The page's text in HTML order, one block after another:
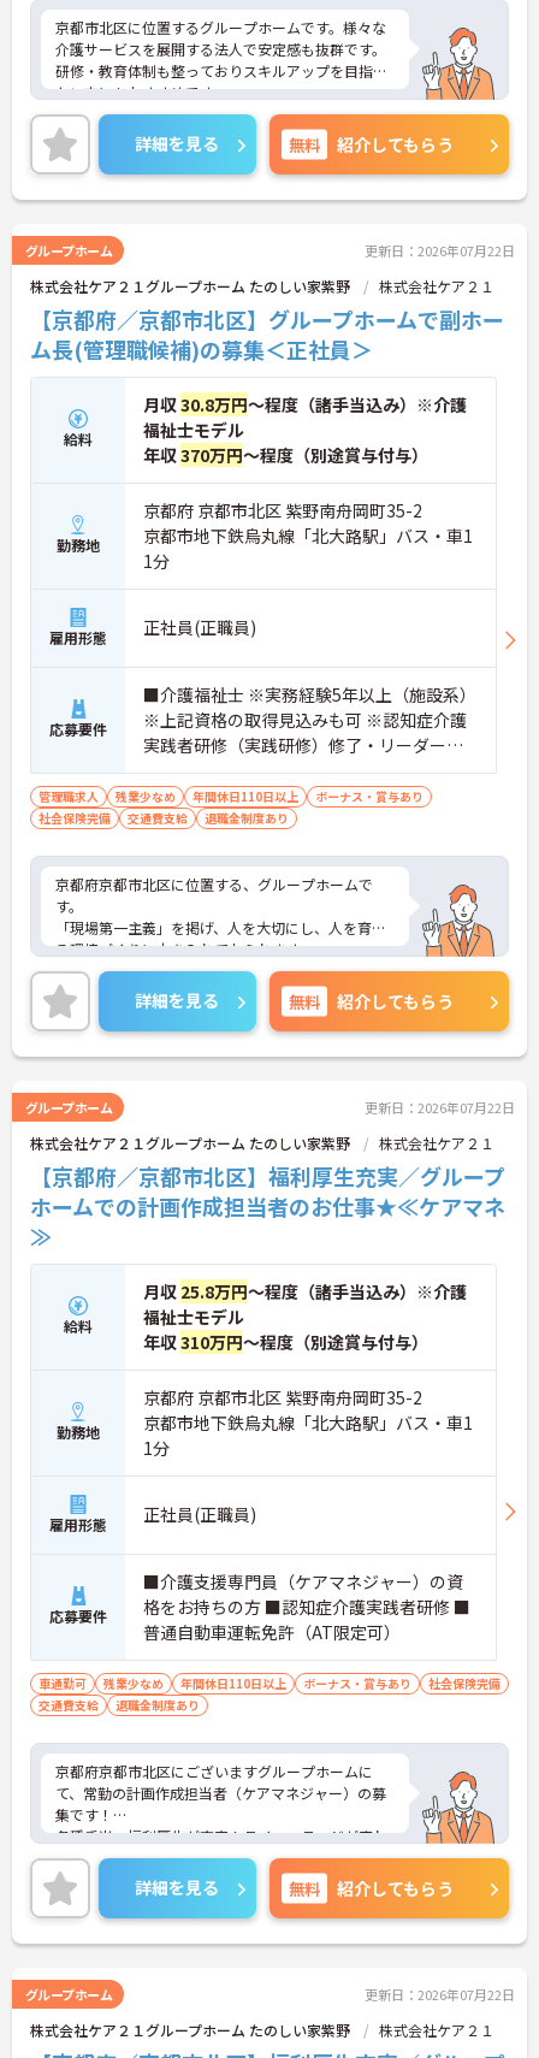
京都市北区に位置するグループホームです。様々な
介護サービスを展開する法人で安定感も抜群です。
研修・教育体制も整っておりスキルアップを目指し
たい方にもおすすめです。
ご興味をお持ちの方には詳細の情報や面接のポイン
トをお伝えしますのでお気軽にお問い合わせくださ
いませ。
詳細を見る 無料 紹介してもらう
グループホーム 更新日：2026年07月22日
株式会社ケア２１グループホーム たのしい家紫野 株式会社ケア２１
【京都府／京都市北区】グループホームで副ホー
ム長(管理職候補)の募集＜正社員＞
給料
月収30.8万円～程度（諸手当込み）※介護
福祉士モデル
年収370万円～程度（別途賞与付与）
勤務地
京都府 京都市北区 紫野南舟岡町35-2
京都市地下鉄烏丸線「北大路駅」バス・車1
1分
雇用形態 正社員(正職員)
応募要件
■介護福祉士 ※実務経験5年以上（施設系）
※上記資格の取得見込みも可 ※認知症介護
実践者研修（実践研修）修了・リーダー、
マネジメント経験あれば尚可
管理職求人 残業少なめ 年間休日110日以上
ボーナス・賞与あり
社会保険完備
交通費支給 退職金制度あり
京都府京都市北区に位置する、グループホームで
す。
「現場第一主義」を掲げ、人を大切にし、人を育て
る環境づくりに力を入れておられます。
入社時研修はもちろんのこと、マナー研修や、自他
ともに力を引き出すコーチング研修、精神の健康を
保つメンタルヘルス研修、職種別研修、役職別研
修、事業所別研修など様々な研修を行い、職員の成
長をバックアップしています。
と、定年制度を撤廃しました。「資格を生かして介
護の仕事にチャレンジしたい」という思いがある方
にぴったりの職場です。ご興味をお持ちの方はお気
軽にお問い合わせください。
詳細を見る 無料 紹介してもらう
グループホーム 更新日：2026年07月22日
株式会社ケア２１グループホーム たのしい家紫野 株式会社ケア２１
【京都府／京都市北区】福利厚生充実／グループ
ホームでの計画作成担当者のお仕事★≪ケアマネ
≫
給料
月収 25.8万円～程度（諸手当込み）※介護
福祉士モデル
年収310万円～程度（別途賞与付与）
勤務地
京都府 京都市北区 紫野南舟岡町35-2
京都市地下鉄烏丸線「北大路駅」バス・車1
1分
雇用形態 正社員(正職員)
応募要件
■介護支援専門員（ケアマネジャー）の資
格をお持ちの方 ■認知症介護実践者研修 ■
普通自動車運転免許（AT限定可）
車通勤可 残業少なめ 年間休日110日以上 ボーナス・賞与あり
社会保険完備
交通費支給
退職金制度あり
京都府京都市北区にございますグループホームに
て、常勤の計画作成担当者（ケアマネジャー）の募
集です！
各種手当・福利厚生が充実！ライフステージが変わ
っても長く働ける環境が整っています◎
年間休日111日と多めで、残業も少なめなので、プ
ライベートな時間もしっかり確保でき、メリハリを
つけたご就業が可能です。
ご興味ある方には、面接対策ポイントなど、さらに
い！
詳細を見る 無料 紹介してもらう
グループホーム 更新日：2026年07月22日
株式会社ケア２１グループホーム たのしい家紫野 株式会社ケア２１